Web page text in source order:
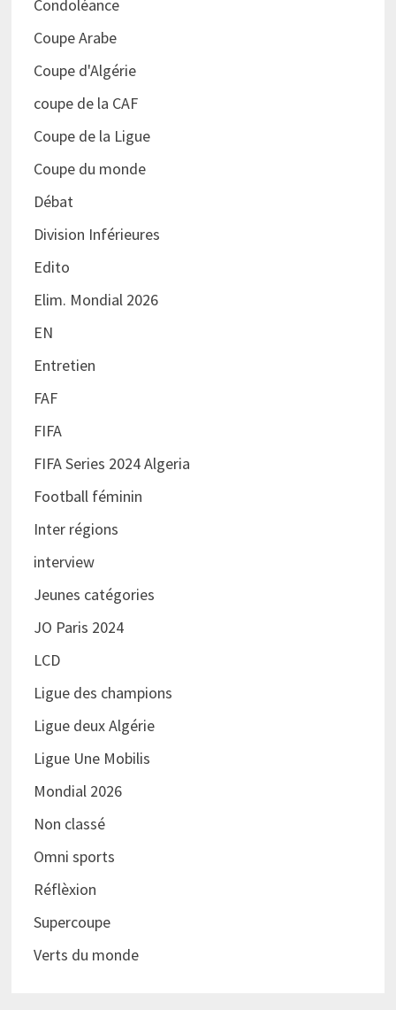
Condoléance
Coupe Arabe
Coupe d'Algérie
coupe de la CAF
Coupe de la Ligue
Coupe du monde
Débat
Division Inférieures
Edito
Elim. Mondial 2026
EN
Entretien
FAF
FIFA
FIFA Series 2024 Algeria
Football féminin
Inter régions
interview
Jeunes catégories
JO Paris 2024
LCD
Ligue des champions
Ligue deux Algérie
Ligue Une Mobilis
Mondial 2026
Non classé
Omni sports
Réflèxion
Supercoupe
Verts du monde